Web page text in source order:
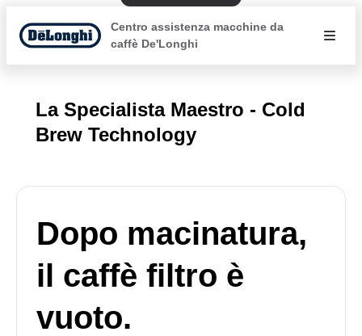
Centro assistenza macchine da
caffè De'Longhi
La Specialista Maestro - Cold
Brew Technology
Dopo macinatura,
il caffè filtro è
vuoto.